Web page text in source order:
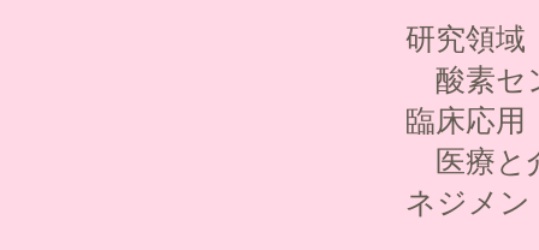
研究領域
酸素セ
臨床応用
医療と
ネジメン